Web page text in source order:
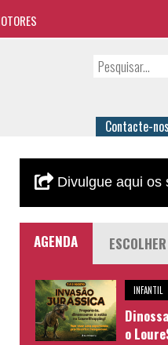
Contacte-nos
Divulgue aqui os
AGENDA
INFANTIL
o